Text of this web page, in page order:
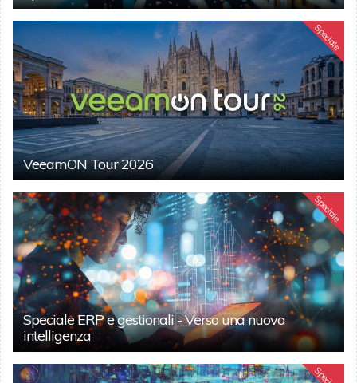
Speciale
VeeamON Tour 2026
Speciale
Speciale ERP e gestionali - Verso una nuova
intelligenza